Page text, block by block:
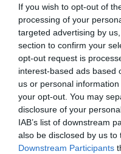
If you wish to opt-out of
processing of your
targeted advertising by
section to confirm your
opt-out request is
interest-based ads based
us or personal
your opt-out. You may
disclosure of your
IAB’s list of downstream
also be disclosed by us to
Downstream Participants
Εσπευσμένα στο
Πειραιά –
27.10.2023 | 21:40